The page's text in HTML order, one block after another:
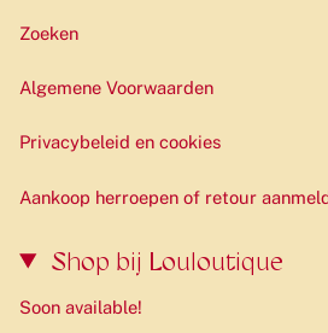
Zoeken
Algemene Voorwaarden
Privacybeleid en cookies
Aankoop herroepen of retour
Shop bij Louloutique
Soon available!